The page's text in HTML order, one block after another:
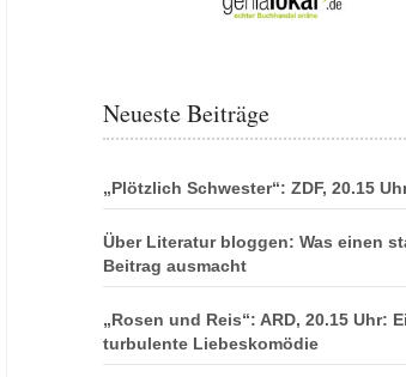
Neueste Beiträge
„Plötzlich Schwester“: ZDF, 20.15
Über Literatur bloggen: Was einen
Beitrag ausmacht
„Rosen und Reis“: ARD, 20.15 Uhr:
turbulente Liebeskomödie